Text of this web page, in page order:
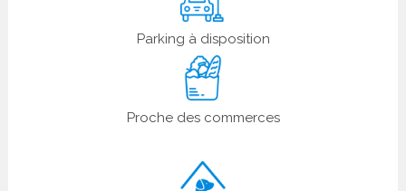
Parking à disposition
Proche des commerces